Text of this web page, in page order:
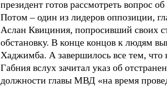
президент готов рассмотреть вопрос
Потом – один из лидеров оппозиции,
Аслан Квициния, попросивший своих
обстановку. В конце концов к людям
Хаджимба. А завершилось все тем, что
Габния вслух зачитал указ об
должности главы МВД «на время